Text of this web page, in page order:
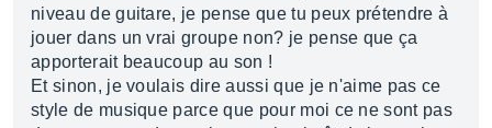
niveau de guitare, je pense que tu peux prétendre à
jouer dans un vrai groupe non? je pense que ça
apporterait beaucoup au son !
Et sinon, je voulais dire aussi que je n'aime pas ce
style de musique parce que pour moi ce ne sont pas